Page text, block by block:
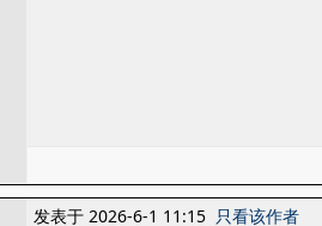
发表于 2026-6-1 11:15 只看该作者